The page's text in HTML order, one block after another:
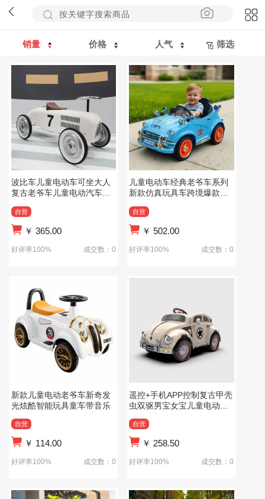
销量 价格 人气 筛选
波比车儿童电动车可坐大人
复古老爷车儿童电动汽车四
自营
￥ 365.00
好评率100% 成交数：0
儿童电动车经典老爷车系列
新款仿真玩具车跨境爆款定
自营
￥502.00
好评率100% 成交数：0
新款儿童电动老爷车新奇发
光炫酷智能玩具童车带音乐
自营
￥ 114.00
好评率100% 成交数：0
遥控+手机APP控制复古甲壳
虫双驱男宝女宝儿童电动车
自营
￥ 258.50
好评率100% 成交数：0